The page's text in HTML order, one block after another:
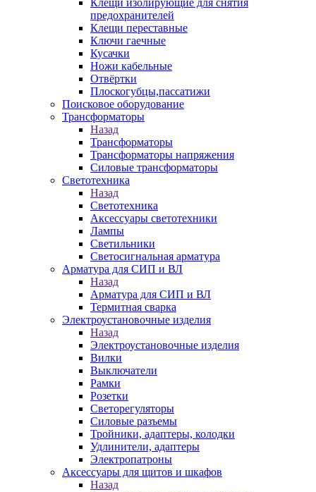
Клещи изолирующие для снятия
предохранителей
Клещи переставные
Ключи гаечные
Кусачки
Ножи кабельные
Отвёртки
Плоскогубцы,пассатижи
Поисковое оборудование
Трансформаторы
Назад
Трансформаторы
Трансформаторы напряжения
Силовые трансформаторы
Светотехника
Назад
Светотехника
Аксессуары светотехники
Лампы
Светильники
Светосигнальная арматура
Арматура для СИП и ВЛ
Назад
Арматура для СИП и ВЛ
Термитная сварка
Электроустановочные изделия
Назад
Электроустановочные изделия
Вилки
Выключатели
Рамки
Розетки
Светорегуляторы
Силовые разъемы
Тройники, адаптеры, колодки
Удлинители, адаптеры
Электропатроны
Аксессуары для щитов и шкафов
Назад